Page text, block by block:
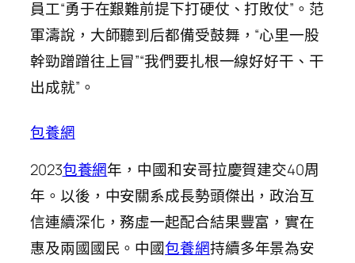
員工“勇于在艱難前提下打硬仗、打敗仗”。范
軍濤說，大師聽到后都備受鼓舞，“心里一股
幹勁蹭蹭往上冒”“我們要扎根一線好好干、干
出成就”。
包養網
2023包養網年，中國和安哥拉慶賀建交40周
年。以後，中安關系成長勢頭傑出，政治互
信連續深化，務虛一起配合結果豐富，實在
惠及兩國國民。中國包養網持續多年景為安